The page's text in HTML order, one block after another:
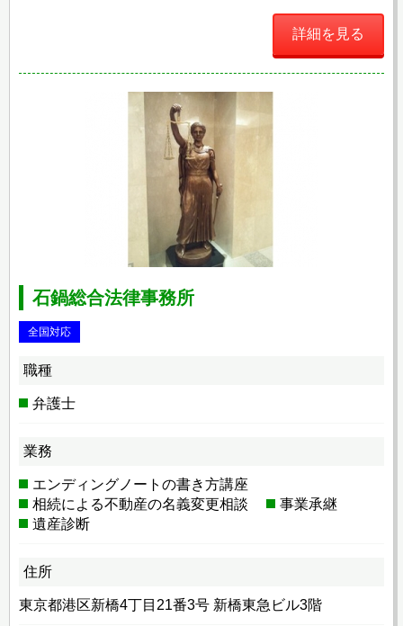
詳細を見る
石鍋総合法律事務所
全国対応
職種
弁護士
業務
エンディングノートの書き方講座
相続による不動産の名義変更相談
事業承継
遺産診断
住所
東京都港区新橋4丁目21番3号 新橋東急ビル3階